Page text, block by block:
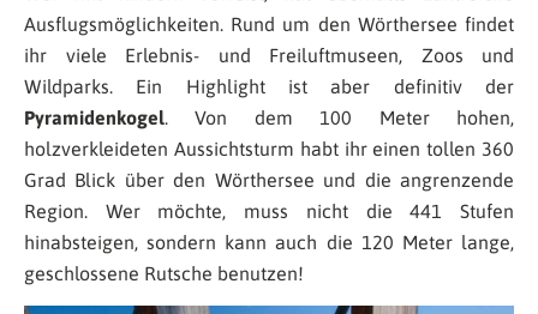
Ausflugsmöglichkeiten. Rund um den Wörthersee findet
ihr viele Erlebnis- und Freiluftmuseen, Zoos und
Wildparks. Ein Highlight ist aber definitiv der
Pyramidenkogel. Von dem 100 Meter hohen,
holzverkleideten Aussichtsturm habt ihr einen tollen 360
Grad Blick über den Wörthersee und die angrenzende
Region. Wer möchte, muss nicht die 441 Stufen
hinabsteigen, sondern kann auch die 120 Meter lange,
geschlossene Rutsche benutzen!